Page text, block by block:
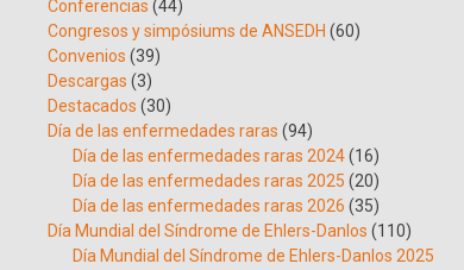
Conferencias (44)
Congresos y simpósiums de ANSEDH (60)
Convenios (39)
Descargas (3)
Destacados (30)
Día de las enfermedades raras (94)
Día de las enfermedades raras 2024(16)
Día de las enfermedades raras 2025 (20)
Día de las enfermedades raras 2026 (35)
Día Mundial del Síndrome de Ehlers-Danlos (110)
Día Mundial del Síndrome de Ehlers-Danlos 2025